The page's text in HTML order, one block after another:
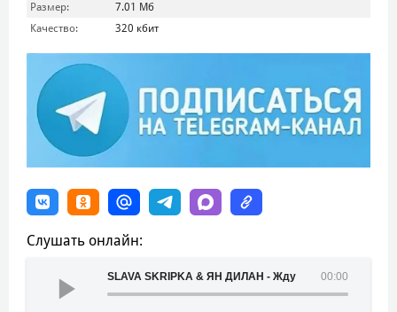
Размер:
7.01 Мб
Качество:
320 кбит
Слушать онлайн:
00:00
SLAVA SKRIPKA & ЯН ДИЛАН - Жду